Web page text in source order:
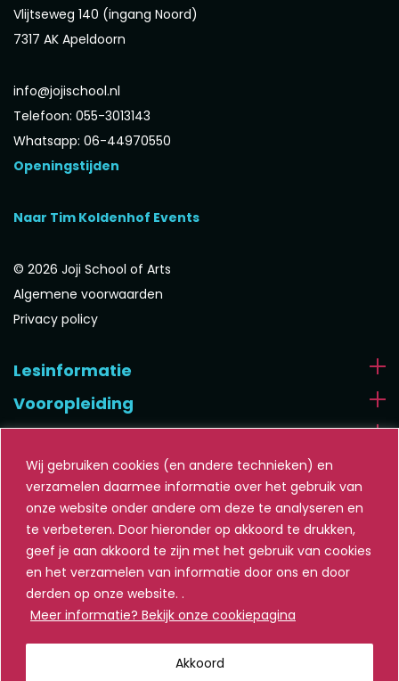
Wij gebruiken cookies (en andere technieken) en
verzamelen daarmee informatie over het gebruik van
onze website onder andere om deze te analyseren en
te verbeteren. Door hieronder op akkoord te drukken,
geef je aan akkoord te zijn met het gebruik van cookies
en het verzamelen van informatie door ons en door
derden op onze website. .
Meer informatie? Bekijk onze cookiepagina
Akkoord
Vlijtseweg 140 (ingang Noord)
7317 AK Apeldoorn
info@jojischool.nl
Telefoon: 055-3013143
Whatsapp: 06-44970550
Openingstijden
Naar Tim Koldenhof Events
© 2026 Joji School of Arts
Algemene voorwaarden
Privacy policy
Lesinformatie
Vooropleiding
Algemeen
Blijf op de hoogte, schrijf je in voor de nieuwsbrief.
E-
mailadres *